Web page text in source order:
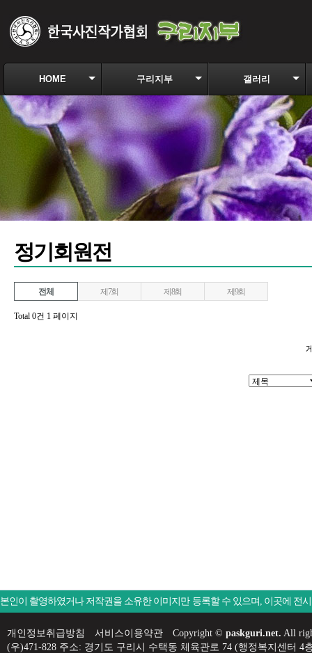
HOME 구리지부 갤러리
정기회원전
전체 제7회 제8회 제9회
Total 0건 1 페이지
본인이 촬영하였거나 저작권을 소유한 이미지만 등록할 수 있으며, 이곳에 전
개인정보취급방침 서비스이용약관 Copyright © paskguri.net. All
(우)471-828 주소: 경기도 구리시 수택동 체육관로 74 (행정복지센터